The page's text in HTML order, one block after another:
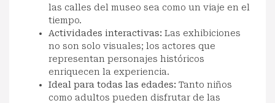
las calles del museo sea como un viaje en el
tiempo.
Actividades interactivas: Las exhibiciones
no son solo visuales; los actores que
representan personajes históricos
enriquecen la experiencia.
Ideal para todas las edades: Tanto niños
como adultos pueden disfrutar de las